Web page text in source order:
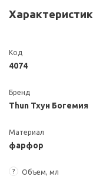
Код
4074
Бренд
Thun Тхун Богемия
Материал
фарфор
? Объем, мл